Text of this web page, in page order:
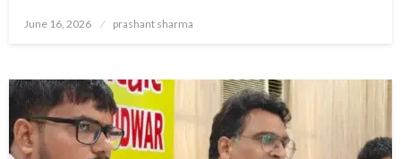
Posted
June 16, 2026 prashant sharma